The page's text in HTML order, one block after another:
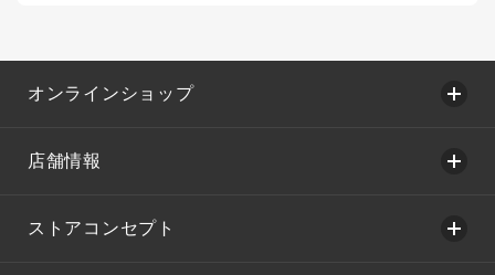
オンラインショップ
店舗情報
ストアコンセプト